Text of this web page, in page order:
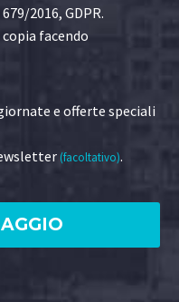
2016, GDPR.
facendo
e offerte speciali
(facoltativo).